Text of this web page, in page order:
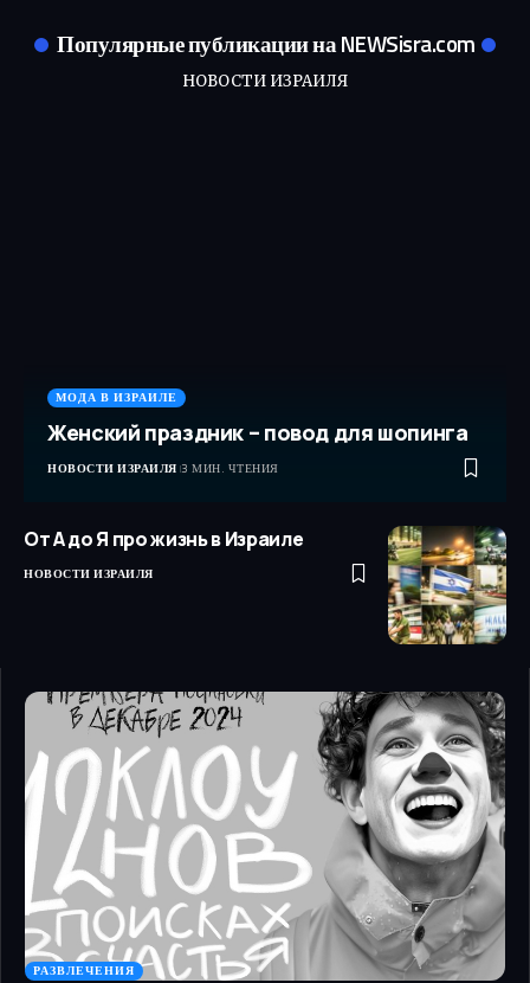
Популярные публикации на NEWSisra.com
НОВОСТИ ИЗРАИЛЯ
МОДА В ИЗРАИЛЕ
Женский праздник – повод для шопинга
НОВОСТИ ИЗРАИЛЯ 3 МИН. ЧТЕНИЯ
От А до Я про жизнь в Израиле
НОВОСТИ ИЗРАИЛЯ
РАЗВЛЕЧЕНИЯ